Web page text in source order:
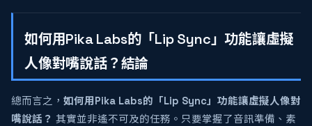
如何用Pika Labs的「Lip Sync」功能讓虛擬
人像對嘴說話？結論
總而言之， 如何用Pika Labs的「Lip Sync」功能讓虛擬人像對
嘴說話？ 其實並非遙不可及的任務。只要掌握了音訊準備、素